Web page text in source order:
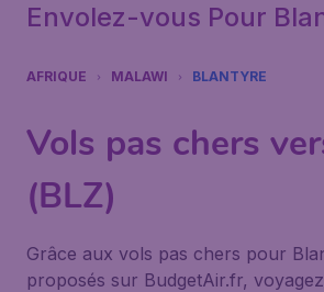
Envolez-vous Pour
AFRIQUE MALAWI BLANTYRE
Vols pas chers
(BLZ)
Grâce aux vols pas chers pour
proposés sur BudgetAir.fr,